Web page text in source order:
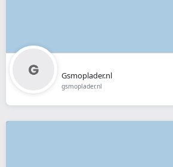
Gsmoplader.nl
gsmoplader.nl